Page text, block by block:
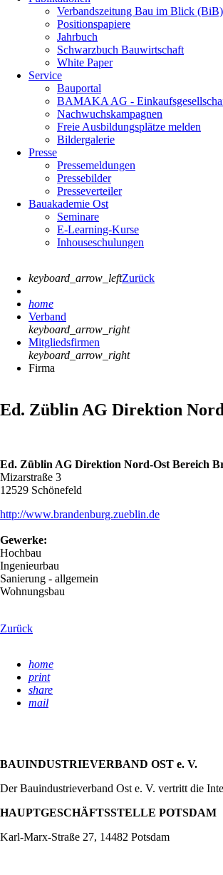
Verbandszeitung Bau im Blick (BiB)
Positionspapiere
Jahrbuch
Schwarzbuch Bauwirtschaft
White Paper
Service
Bauportal
BAMAKA AG -
Nachwuchskampagnen
Freie Ausbildungsplätze melden
Bildergalerie
Presse
Pressemeldungen
Pressebilder
Presseverteiler
Bauakademie Ost
Seminare
E-Learning-Kurse
Inhouseschulungen
keyboard_arrow_leftZurück
home
Verband
keyboard_arrow_right
Mitgliedsfirmen
keyboard_arrow_right
Firma
Ed. Züblin AG Direktion
Ed. Züblin AG Direktion Nord-Ost Bereich
Mizarstraße 3
12529 Schönefeld
http://www.brandenburg.zueblin.de
Gewerke:
Hochbau
Ingenieurbau
Sanierung - allgemein
Wohnungsbau
Zurück
home
print
share
mail
BAUINDUSTRIEVERBAND OST e. V.
Der Bauindustrieverband Ost e. V. vertritt die
HAUPTGESCHÄFTSSTELLE POTSDAM
Karl-Marx-Straße 27, 14482 Potsdam